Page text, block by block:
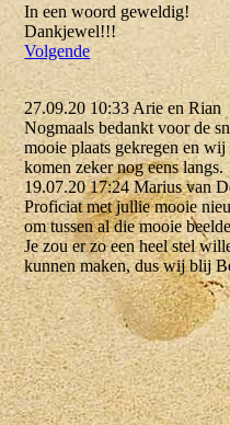
In een woord geweldig!
Dankjewel!!!
Volgende
27.09.20 10:33 Arie en Rian
Nogmaals bedankt voor de
mooie plaats gekregen en
komen zeker nog eens langs.
19.07.20 17:24 Marius van
Proficiat met jullie mooie
om tussen al die mooie
Je zou er zo een heel stel
kunnen maken, dus wij blij